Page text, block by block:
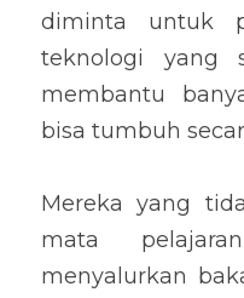
diminta untuk
teknologi yang
membantu
bisa tumbuh
Mereka yang
mata
menyalurkan